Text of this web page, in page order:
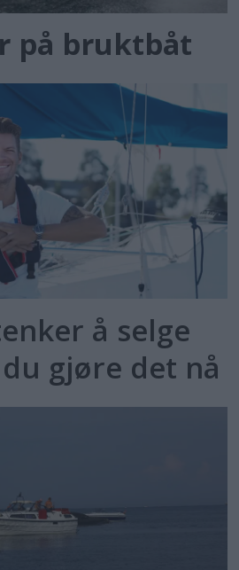
på bruktbåt
å selge
gjøre det nå